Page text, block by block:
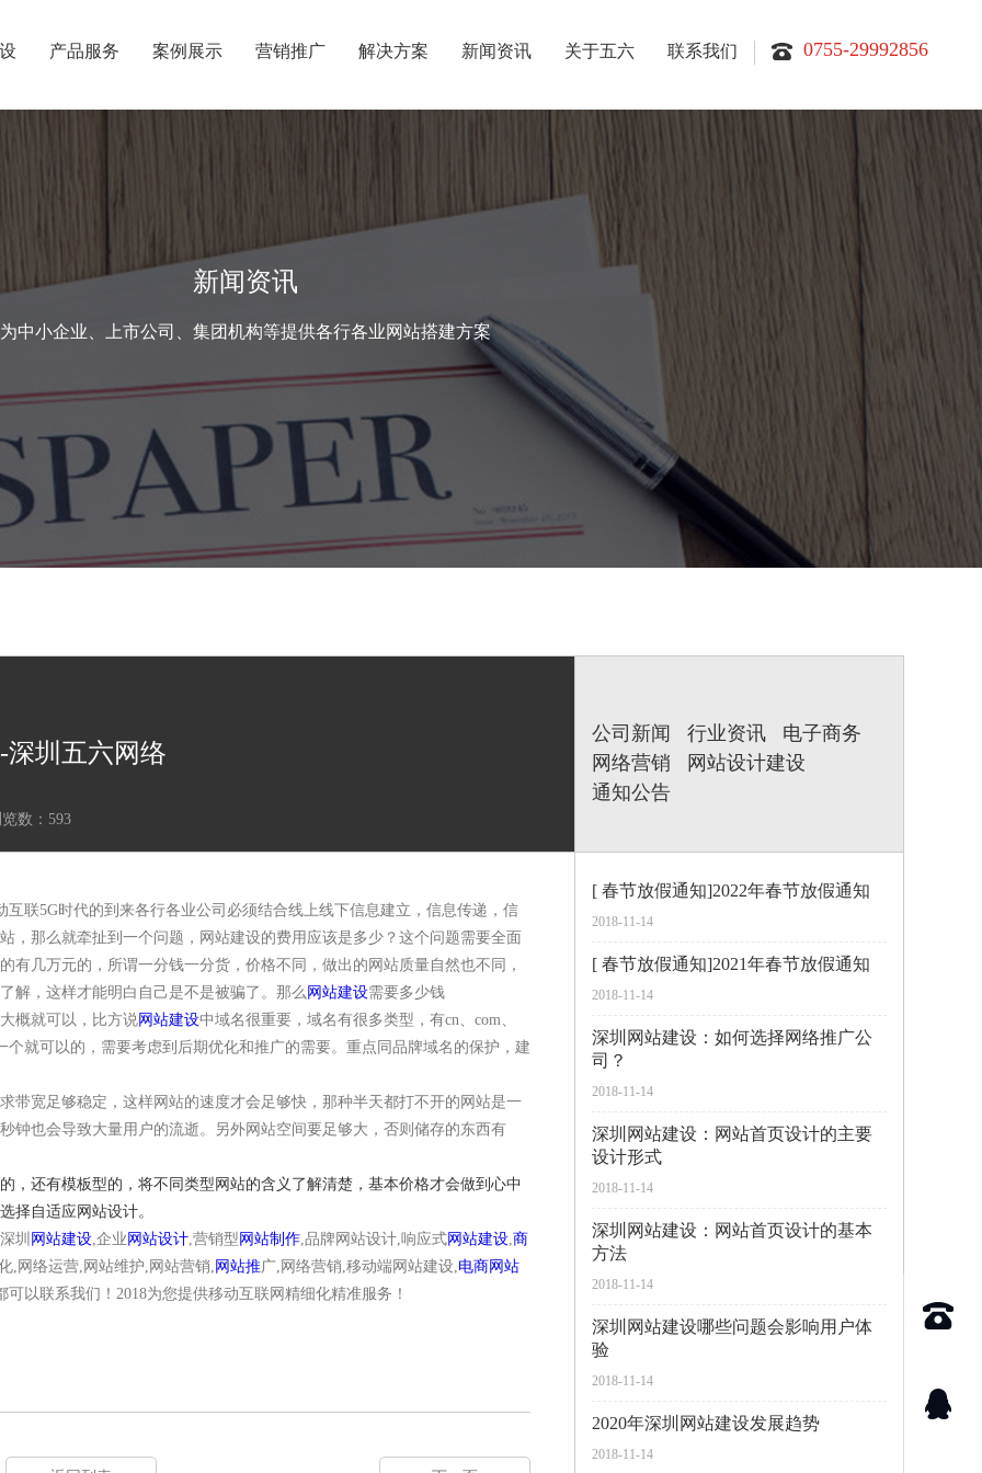
产品服务 案例展示 营销推广 解决方案 新闻资讯 关于五六 联系我们 0755-29992856
新闻资讯
为中小企业、上市公司、集团机构等提供各行各业网站搭建方案
圳五六网络
数： 593
联5G时代的到来各行各业公司必须结合线上线下信息建立，信息传递，信
，那么就牵扯到一个问题，网站建设的费用应该是多少？这个问题需要全面
有几万元的，所谓一分钱一分货，价格不同，做出的网站质量自然也不同，
解，这样才能明白自己是不是被骗了。那么 网站建设需要多少钱
概就可以，比方说网站建设中域名很重要，域名有很多类型，有cn、com、
就可以的，需要考虑到后期优化和推广的需要。重点同品牌域名的保护，建
带宽足够稳定，这样网站的速度才会足够快，那种半天都打不开的网站是一
钟也会导致大量用户的流逝。另外网站空间要足够大，否则储存的东西有
，还有模板型的，将不同类型网站的含义了解清楚，基本价格才会做到心中
择自适应网站设计。
圳 网站建设,企业 网站设计,营销型 网站制作,品牌网站设计,响应式网站建设,商
,网络运营,网站维护,网站营销, 网站推广,网络营销,移动端网站建设,电商网站
以联系我们！2018为您提供移动互联网精细化精准服务！
公司新闻 行业资讯
电子商务
网络营销
网站设计建设
通知公告
[ 春节放假通知]2022年春节放假通知
2018-11-14
[ 春节放假通知]2021年春节放假通知
2018-11-14
深圳网站建设：如何选择网络推广公
司？
2018-11-14
深圳网站建设：网站首页设计的主要
设计形式
2018-11-14
深圳网站建设：网站首页设计的基本
方法
2018-11-14
深圳网站建设哪些问题会影响用户体
验
2018-11-14
2020年深圳网站建设发展趋势
2018-11-14